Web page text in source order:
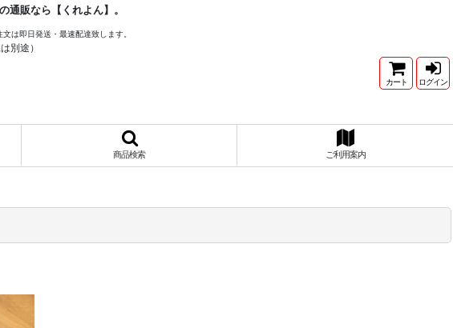
通販なら【くれよん】。
は即日発送・最速配達致します。
別途）
カート ログイン
商品検索 ご利用案内